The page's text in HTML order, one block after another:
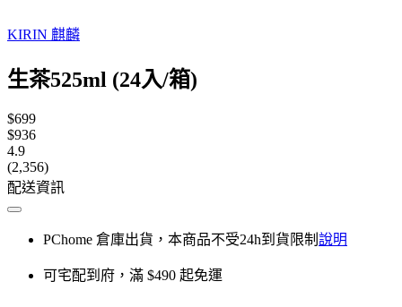
KIRIN 麒麟
生茶525ml (24入/箱)
$699
$936
4.9
(2,356)
配送資訊
PChome 倉庫出貨，本商品不受24h到貨限制 說明
可宅配到府，滿 $490 起免運